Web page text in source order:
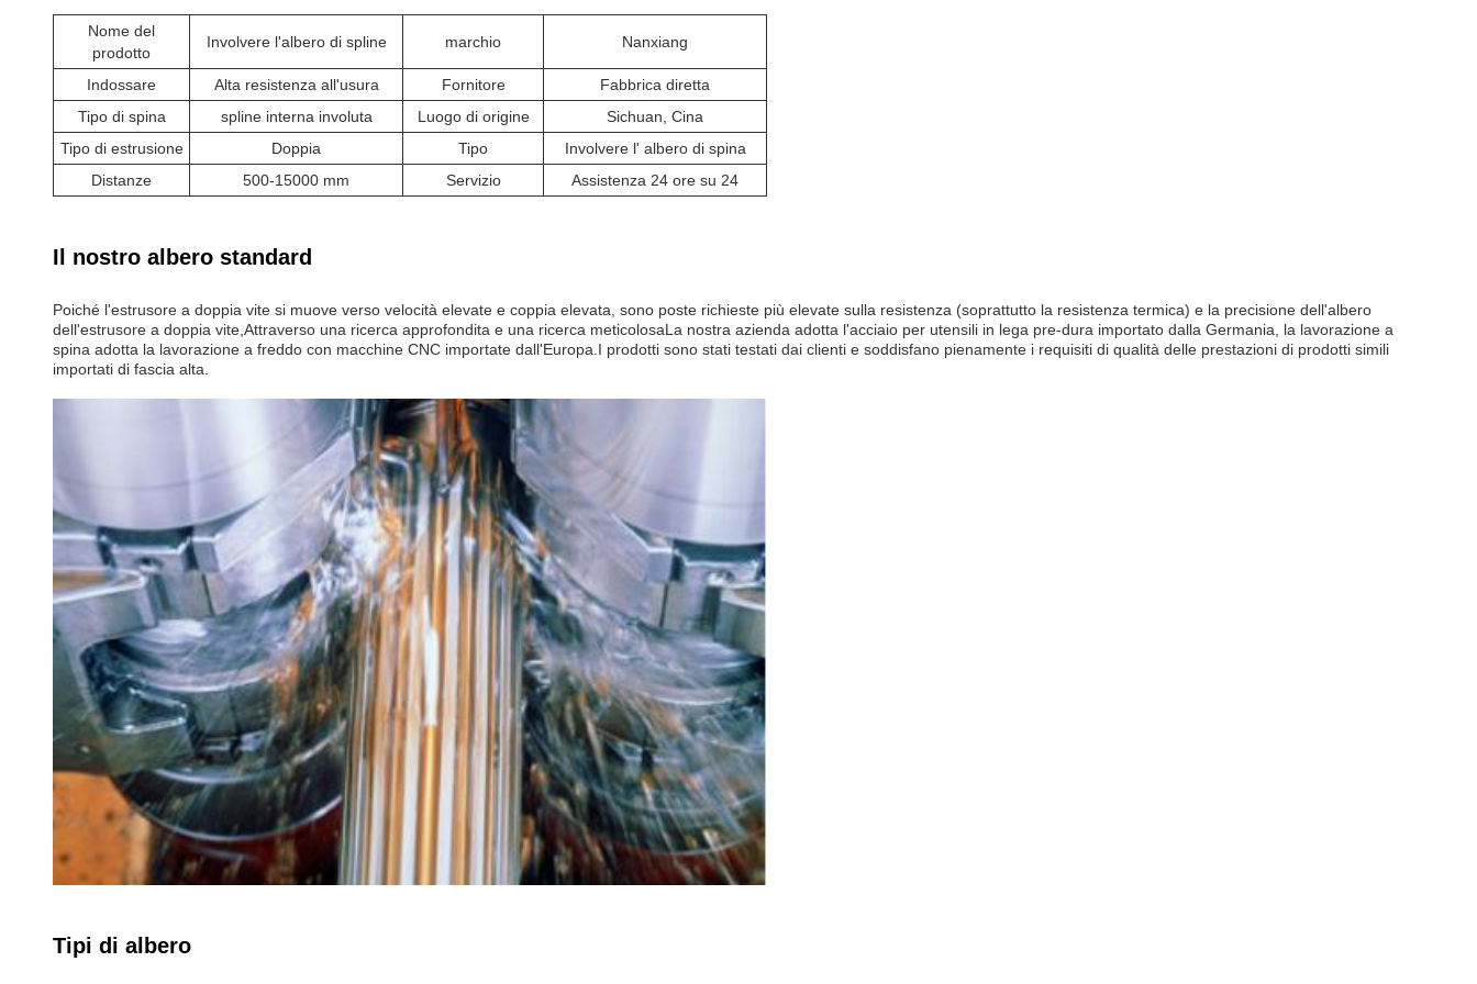
Nome del
prodotto
Involvere l'albero di spline marchio Nanxiang
Indossare Alta resistenza all'usura Fornitore
Fabbrica diretta
Tipo di spina
spline interna involuta Luogo di origine
Sichuan, Cina
Tipo di estrusione
Doppia Tipo
Involvere l' albero di spina
Distanze
500-15000 mm Servizio Assistenza 24 ore su 24
Il nostro albero standard
Poiché l'estrusore a doppia vite si muove verso velocità elevate e coppia elevata, sono poste richieste più elevate sulla resistenza (soprattutto la resistenza termica) e la precisione dell'albero
dell'estrusore a doppia vite,Attraverso una ricerca approfondita e una ricerca meticolosaLa nostra azienda adotta l'acciaio per utensili in lega pre-dura importato dalla Germania, la lavorazione a
spina adotta la lavorazione a freddo con macchine CNC importate dall'Europa.I prodotti sono stati testati dai clienti e soddisfano pienamente i requisiti di qualità delle prestazioni di prodotti simili
importati di fascia alta.
Tipi di albero